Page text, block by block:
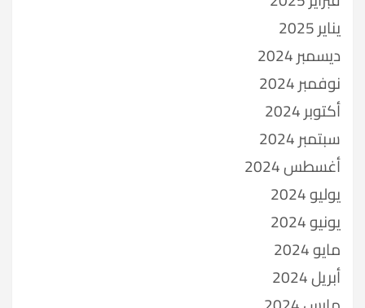
يناير 2025
ديسمبر 2024
نوفمبر 2024
أكتوبر 2024
سبتمبر 2024
أغسطس 2024
يوليو 2024
يونيو 2024
مايو 2024
أبريل 2024